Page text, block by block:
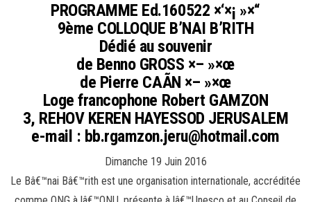
PROGRAMME Ed.160522 ×‘×¡ »×“
9ème COLLOQUE B’NAI B’RITH
Dédié au souvenir
de Benno GROSS ×– »×œ
de Pierre CAÃN ×– »×œ
Loge francophone Robert GAMZON
3, REHOV KEREN HAYESSOD JERUSALEM
e-mail : bb.rgamzon.jeru@hotmail.com
Dimanche 19 Juin 2016
Le Bâ€™nai Bâ€™rith est une organisation internationale, accréditée